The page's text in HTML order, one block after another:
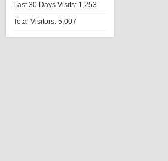
Last 30 Days Visits: 1,253
Total Visitors: 5,007